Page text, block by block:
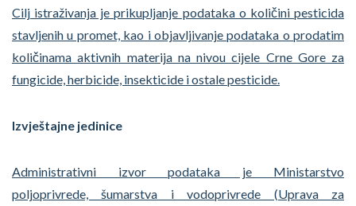
Cilj istraživanja je prikupljanje podataka o količini pesticida
stavljenih u promet, kao i objavljivanje podataka o prodatim
količinama aktivnih materija na nivou cijele Crne Gore za
fungicide, herbicide, insekticide i ostale pesticide.
Izvještajne jedinice
Administrativni izvor podataka je Ministarstvo
poljoprivrede, šumarstva i vodoprivrede (Uprava za